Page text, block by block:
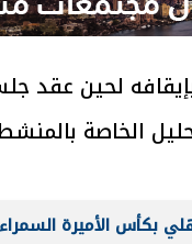
لحين عقد
الخاصة
بكأس الأميرة السمراء